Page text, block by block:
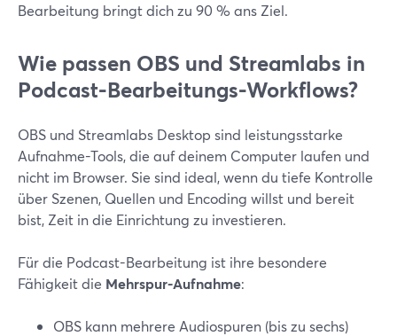
Bearbeitung bringt dich zu 90 % ans Ziel.
Wie passen OBS und Streamlabs in
Podcast-Bearbeitungs-Workflows?
OBS und Streamlabs Desktop sind leistungsstarke
Aufnahme-Tools, die auf deinem Computer laufen und
nicht im Browser. Sie sind ideal, wenn du tiefe Kontrolle
über Szenen, Quellen und Encoding willst und bereit
bist, Zeit in die Einrichtung zu investieren.
Für die Podcast-Bearbeitung ist ihre besondere
Fähigkeit die Mehrspur-Aufnahme:
OBS kann mehrere Audiospuren (bis zu sechs)